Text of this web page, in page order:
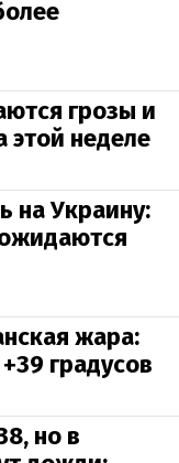
грозы и
этой неделе
на Украину:
жара:
градусов
но в